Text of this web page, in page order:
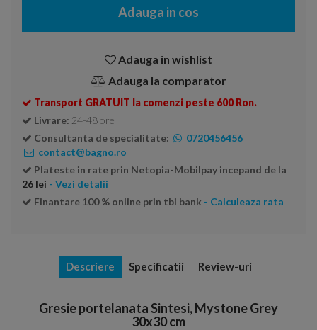
Adauga in cos
Adauga in wishlist
Adauga la comparator
Transport GRATUIT la comenzi peste 600 Ron.
Livrare: 24-48 ore
Consultanta de specialitate:
0720456456
contact@bagno.ro
Plateste in rate prin Netopia-Mobilpay incepand de la
26 lei - Vezi detalii
Finantare 100 % online prin tbi bank - Calculeaza rata
Descriere Specificatii Review-uri
Gresie portelanata Sintesi, Mystone Grey
30x30 cm